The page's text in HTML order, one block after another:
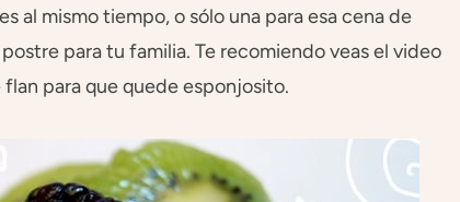
al mismo tiempo, o sólo una para esa cena de
para tu familia. Te recomiendo veas el video
para que quede esponjosito.